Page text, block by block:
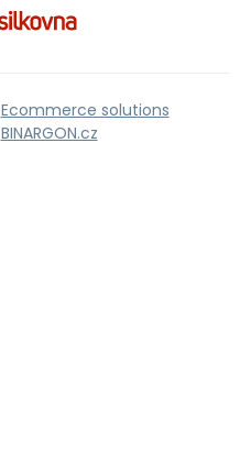
Ecommerce solutions
BINARGON.cz